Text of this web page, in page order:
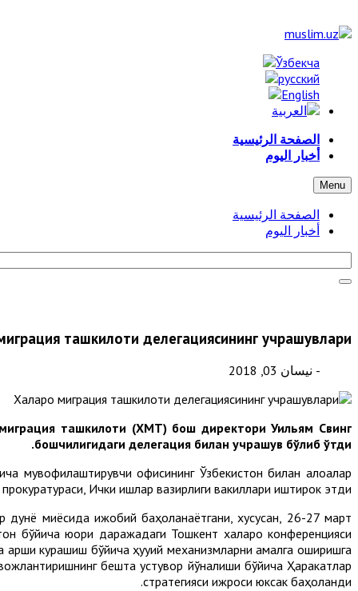
الصفحة الرئيسية
أخبار اليوم
Menu
الصفحة الرئيسية
أخبار اليوم
ташкилоти делегациясининг учрашувлари
- نيسان 03, 2018
ташкилоти (ХМТ) бош директори Уильям Свинг
бошчилигидаги делегация билан учрашув бўлиб ўтди.
офисининг Ўзбекистон билан алоқалар
Ички ишлар вазирлиги вакиллари иштирок этди.
миқёсида ижобий баҳоланаётгани, хусусан, 26-27 март
бўйича юқори даражадаги Тошкент халқаро конференцияси
курашиш бўйича ҳуқуқий механизмларни амалга оширишга
бешта устувор йўналиши бўйича Ҳаракатлар
стратегияси ижроси юксак баҳоланди.